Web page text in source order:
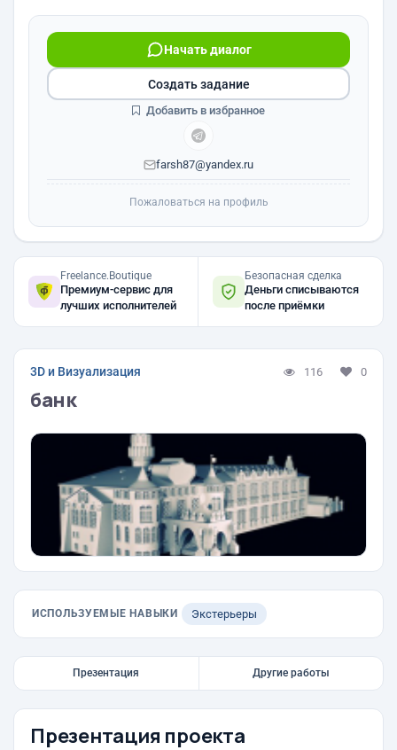
Начать диалог
farsh87@yandex.ru
Создать задание
Добавить в избранное
Пожаловаться на профиль
Freelance.Boutique
Премиум-сервис для
лучших исполнителей
Безопасная сделка
Деньги списываются
после приёмки
3D и Визуализация 116 0
банк
ИСПОЛЬЗУЕМЫЕ НАВЫКИ Экстерьеры
Презентация Другие работы
Презентация проекта